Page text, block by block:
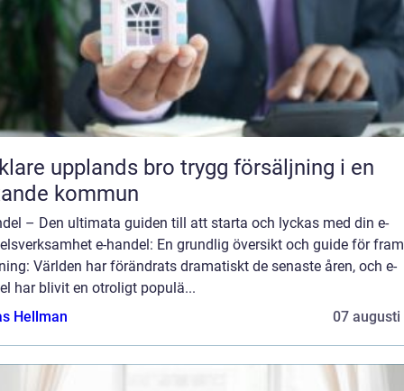
upplands bro trygg försäljning i en
kommun
– Den ultimata guiden till att starta och lyckas med din e-
e-handel: En grundlig översikt och guide för
Världen har förändrats dramatiskt de senaste åren, och e-
har blivit en otroligt populä...
Hellman
07 augusti